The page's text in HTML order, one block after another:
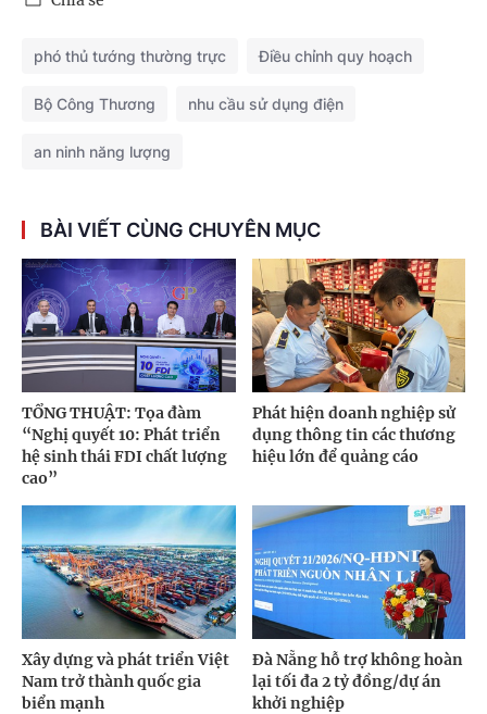
phó thủ tướng thường trực Điều chỉnh quy hoạch
Bộ Công Thương nhu cầu sử dụng điện
an ninh năng lượng
BÀI VIẾT CÙNG CHUYÊN MỤC
TỔNG THUẬT: Tọa đàm
“Nghị quyết 10: Phát triển
hệ sinh thái FDI chất lượng
cao”
Phát hiện doanh nghiệp sử
dụng thông tin các thương
hiệu lớn để quảng cáo
Xây dựng và phát triển Việt
Nam trở thành quốc gia
biển mạnh
Đà Nẵng hỗ trợ không hoàn
lại tối đa 2 tỷ đồng/dự án
khởi nghiệp